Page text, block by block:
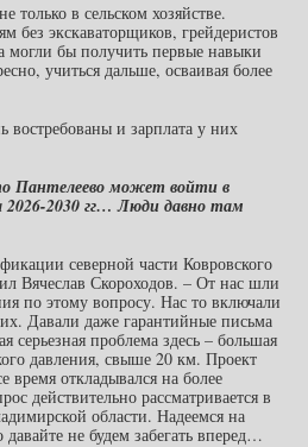
в сельском хозяйстве.
без экскаваторщиков, грейдеристов
могли бы получить первые навыки
учиться дальше, осваивая более
востребованы и зарплата у них
Пантелеево может войти в
2026-2030 гг… Люди давно там
северной части Ковровского
Вячеслав Скороходов. – От нас шли
по этому вопросу. Нас то включали
Давали даже гарантийные письма
проблема здесь – большая
давления, свыше 20 км. Проект
время откладывался на более
действительно рассматривается в
области. Надеемся на
не будем забегать вперед…